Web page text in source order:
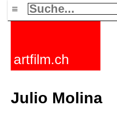
≡
artfilm.ch
Julio Molina